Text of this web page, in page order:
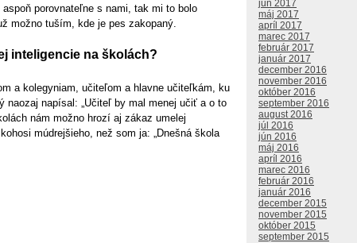
porovnateľne s nami, tak mi to bolo
možno tuším, kde je pes zakopaný.
inteligencie na školách?
a kolegyniam, učiteľom a hlavne učiteľkám, ku
naozaj napísal: „Učiteľ by mal menej učiť a o to
nám možno hrozí aj zákaz umelej
múdrejšieho, než som ja: „Dnešná škola
jún 2017
máj 2017
apríl 2017
marec 2017
február 2017
január 2017
december 2016
november 2016
október 2016
september 2016
august 2016
júl 2016
jún 2016
máj 2016
apríl 2016
marec 2016
február 2016
január 2016
december 2015
november 2015
október 2015
september 2015